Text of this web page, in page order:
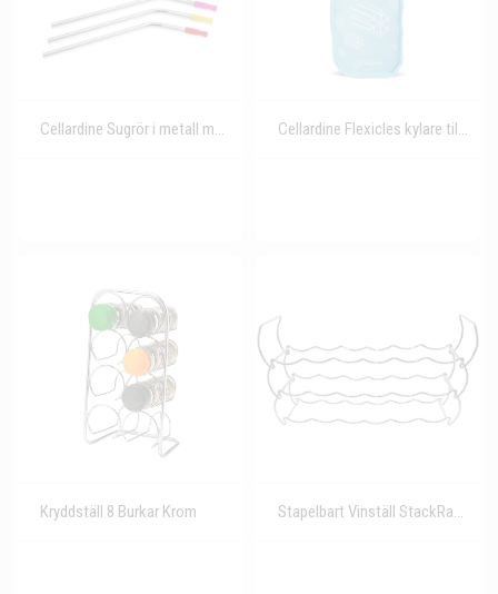
Cellardine Sugrör i metall med silikonmärkning Cellardine Flexicles kylare till flaskor
Kryddställ 8 Burkar Krom Stapelbart Vinställ StackRack 18 Flaskor